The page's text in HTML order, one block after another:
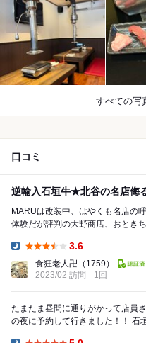
すべての写
口コミ
逆輸入石垣牛★北谷の名店侮
MARUは改装中、はやくも名店の
体験だが評判の大野商店、おとき
3.6
食狂老人卍 （1759）
2023/02 訪問
1回
たまたま昼間に通りがかって店員
の夜に予約して行きました！！ 石垣のココでしか食べられない特得セッ